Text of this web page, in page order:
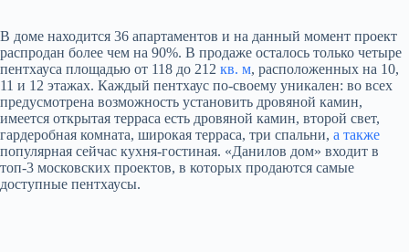
В доме находится 36 апартаментов и на данный момент проект
распродан более чем на 90%. В продаже осталось только четыре
пентхауса площадью от 118 до 212 кв. м, расположенных на 10,
11 и 12 этажах. Каждый пентхаус по-своему уникален: во всех
предусмотрена возможность установить дровяной камин,
имеется открытая терраса есть дровяной камин, второй свет,
гардеробная комната, широкая терраса, три спальни, а также
популярная сейчас кухня-гостиная. «Данилов дом» входит в
топ-3 московских проектов, в которых продаются самые
доступные пентхаусы.